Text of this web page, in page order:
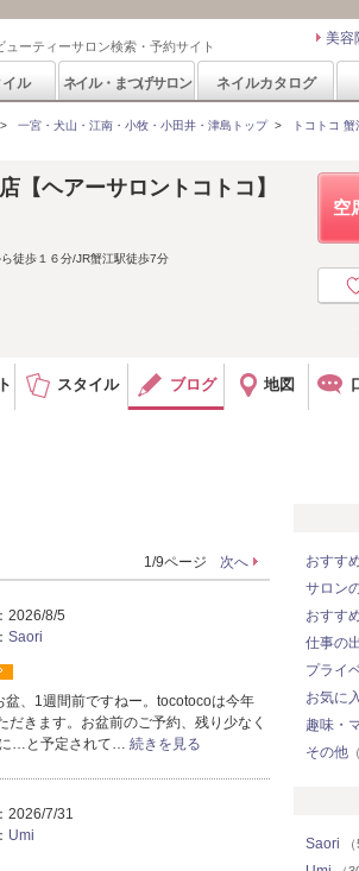
ーティーサロン検索・予約サイト 美容
ル ネイル・まつげサロン ネイルカタログ
一宮・犬山・江南・小牧・小田井・津島トップ> トコトコ
空
ヘアーサロントコトコ】
徒歩１６分/JR蟹江駅徒歩7分
スタイル ブログ 地図
1/9ページ 次へ
2026/8/5
Saori
盆、1週間前ですねー。tocotocoは今年
きます。お盆前のご予約、残り少なく
…と予定されて… 続きを見る
2026/7/31
Umi
おすす
サロン
おすす
仕事の
プライ
お気に
趣味・
その他
Saori